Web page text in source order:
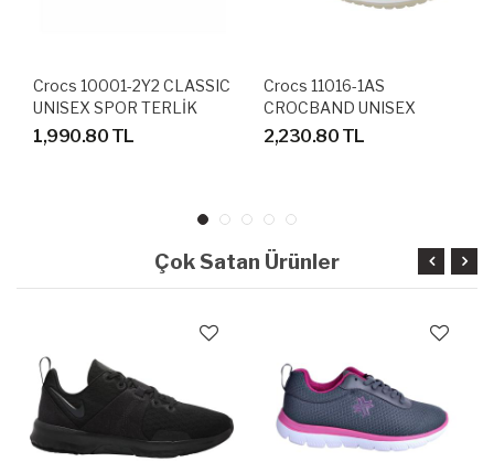
Crocs 10001-2Y2 CLASSIC
UNISEX SPOR TERLİK
SANDALET
1,990.80 TL
Crocs 11016-1AS
CROCBAND UNISEX
SANDALET TERLİK
2,230.80 TL
Çok Satan Ürünler